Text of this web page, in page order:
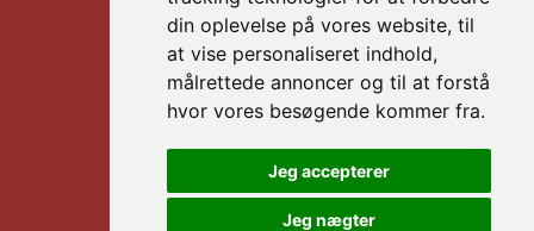
din oplevelse på vores website, til
at vise personaliseret indhold,
målrettede annoncer og til at forstå
hvor vores besøgende kommer fra.
Jeg accepterer
Jeg nægter
Information
Handelsbetingelser
B2B LOGIN